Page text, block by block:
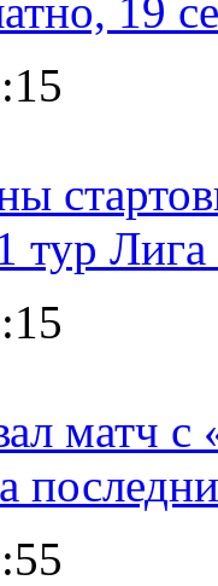
19
тур
матч